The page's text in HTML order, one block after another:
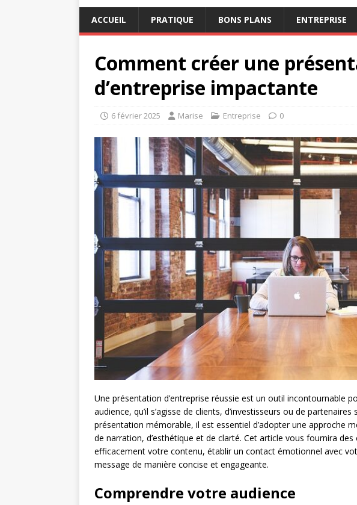
ACCUEIL PRATIQUE BONS PLANS ENTREPRISE
Comment créer une
d’entreprise impactante
6 février 2025 Marise Entreprise 0
Une présentation d’entreprise réussie est un outil incontournable
audience, qu’il s’agisse de clients, d’investisseurs ou de
présentation mémorable, il est essentiel d’adopter une approche
de narration, d’esthétique et de clarté. Cet article vous fournira
efficacement votre contenu, établir un contact émotionnel avec
message de manière concise et engageante.
Comprendre votre audience